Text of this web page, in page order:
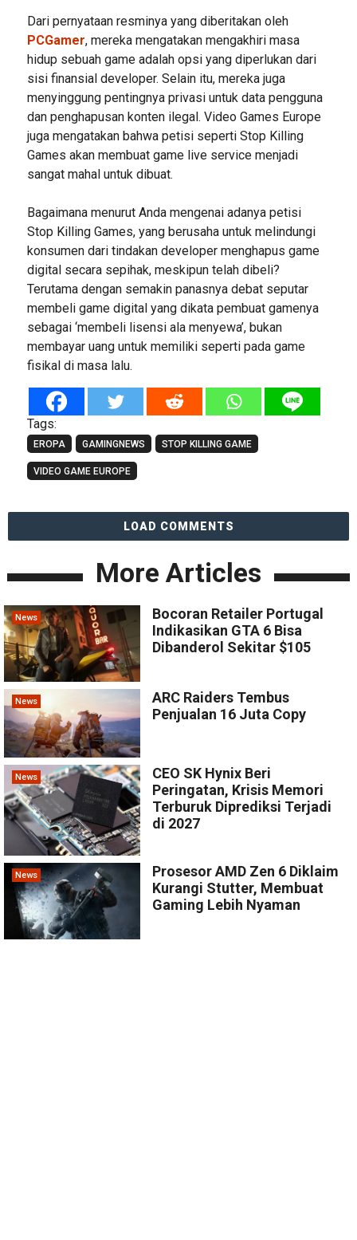
Dari pernyataan resminya yang diberitakan oleh
PCGamer, mereka mengatakan mengakhiri masa
hidup sebuah game adalah opsi yang diperlukan dari
sisi finansial developer. Selain itu, mereka juga
menyinggung pentingnya privasi untuk data pengguna
dan penghapusan konten ilegal. Video Games Europe
juga mengatakan bahwa petisi seperti Stop Killing
Games akan membuat game live service menjadi
sangat mahal untuk dibuat.
Bagaimana menurut Anda mengenai adanya petisi
Stop Killing Games, yang berusaha untuk melindungi
konsumen dari tindakan developer menghapus game
digital secara sepihak, meskipun telah dibeli?
Terutama dengan semakin panasnya debat seputar
membeli game digital yang dikata pembuat gamenya
sebagai ‘membeli lisensi ala menyewa’, bukan
membayar uang untuk memiliki seperti pada game
fisikal di masa lalu.
Tags:
EROPA GAMINGNEWS STOP KILLING GAME
VIDEO GAME EUROPE
LOAD COMMENTS
More Articles
News
Bocoran Retailer Portugal
Indikasikan GTA 6 Bisa
Dibanderol Sekitar $105
News
ARC Raiders Tembus
Penjualan 16 Juta Copy
News
CEO SK Hynix Beri
Peringatan, Krisis Memori
Terburuk Diprediksi Terjadi
di 2027
News
Prosesor AMD Zen 6 Diklaim
Kurangi Stutter, Membuat
Gaming Lebih Nyaman